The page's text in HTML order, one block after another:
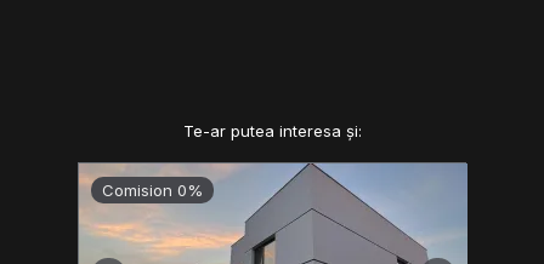
Te-ar putea interesa și:
Comision 0%